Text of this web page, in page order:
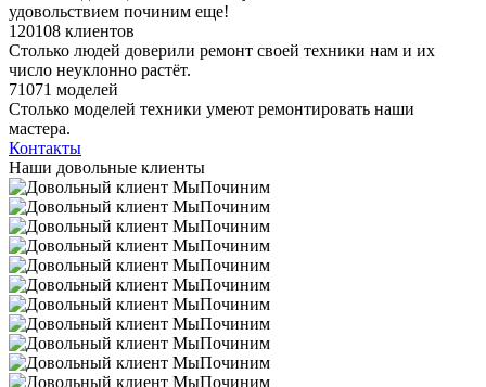
удовольствием починим еще!
120108 клиентов
Столько людей доверили ремонт своей техники нам и их
число неуклонно растёт.
71071 моделей
Столько моделей техники умеют ремонтировать наши
мастера.
Контакты
Наши довольные клиенты